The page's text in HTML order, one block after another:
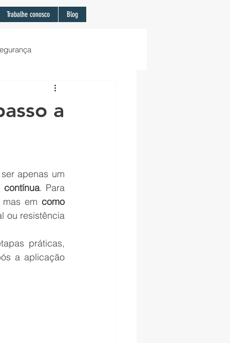
Trabalhe conosco Blog
a
apenas um
contínua. Para
em como
ou resistência
práticas,
a aplicação